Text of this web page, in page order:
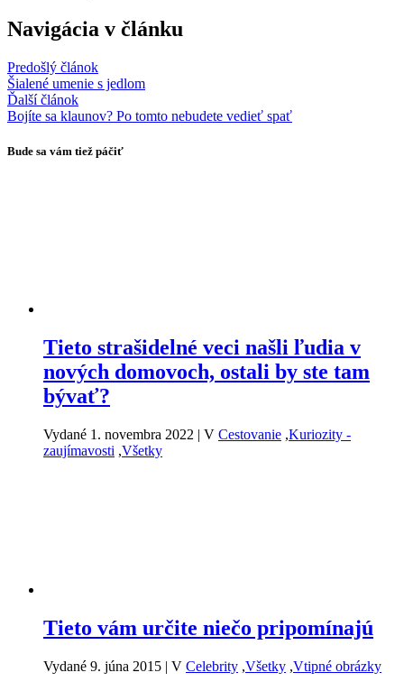
Navigácia v článku
Predošlý článok
Šialené umenie s jedlom
Ďalší článok
Bojíte sa klaunov? Po tomto nebudete vedieť spať
Bude sa vám tiež páčiť
Tieto strašidelné veci našli ľudia v
nových domovoch, ostali by ste tam
bývať?
Vydané 1. novembra 2022 | V Cestovanie ,Kuriozity -
zaujímavosti ,Všetky
Tieto vám určite niečo pripomínajú
Vydané 9. júna 2015 | V Celebrity ,Všetky ,Vtipné obrázky